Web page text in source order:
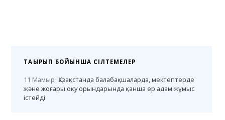
ТАҚЫРЫП БОЙЫНША СІЛТЕМЕЛЕР
11 Мамыр Қазақстанда балабақшаларда, мектептерде
және жоғары оқу орындарында қанша ер адам жұмыс
істейді